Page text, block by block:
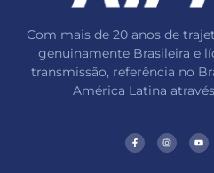
Com mais de 20 anos de
genuinamente Brasileira e
transmissão, referência no
América Latina